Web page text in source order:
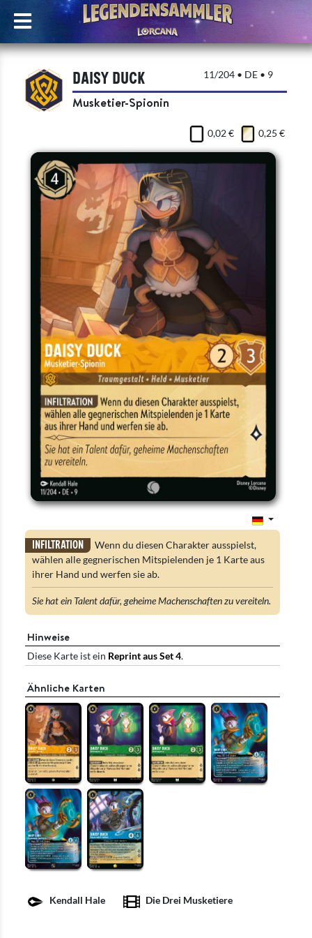
11/204 • DE • 9
Daisy Duck
Musketier-Spionin
0,02 € 0,25 €
Infiltration
Wenn du diesen Charakter ausspielst,
wählen alle gegnerischen Mitspielenden je 1 Karte aus
ihrer Hand und werfen sie ab.
Sie hat ein Talent dafür, geheime Machenschaften zu vereiteln.
Hinweise
Diese Karte ist ein Reprint aus Set 4.
Ähnliche Karten
Kendall Hale Die Drei Musketiere